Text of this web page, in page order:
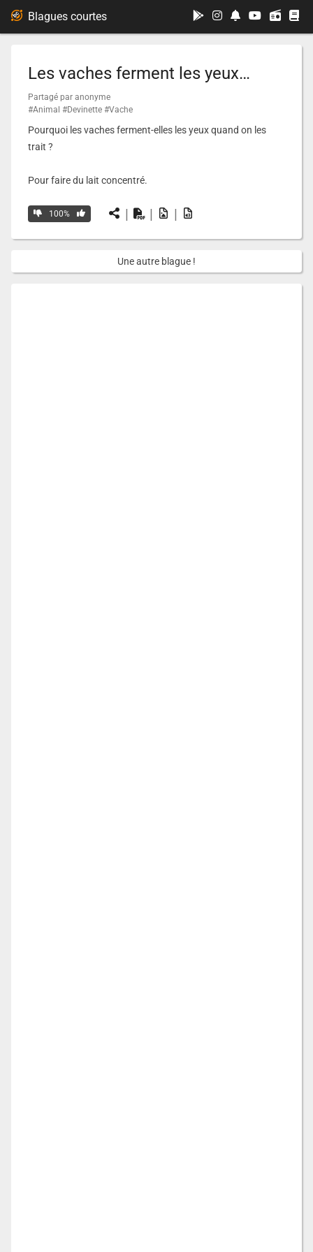
Les vaches ferment les yeux…
Partagé par anonyme
#Animal #Devinette #Vache
Pourquoi les vaches ferment-elles les yeux quand on les
trait ?
Pour faire du lait concentré.
100% | | |
Une autre blague !
Blagues courtes